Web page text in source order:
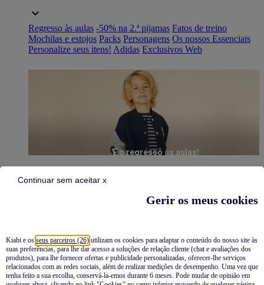
Gerir os meus cookies
Kiabi e os seus parceiros (26) utilizam os cookies para adaptar o conteúdo do nosso site às
suas preferências, para lhe dar acesso a soluções de relação cliente (chat e avaliações dos
produtos), para lhe fornecer ofertas e publicidade personalizadas, oferecer-lhe serviços
relacionados com as redes sociais, além de realizar medições de desempenho. Uma vez que
tenha feito a sua escolha, conservá-la-emos durante 6 meses. Pode mudar de opinião em
Continuar sem aceitar x
Regresso às aulas -50% na 2.ª pijamas Fatos de treino
Mochilas e estojos Packs Personagens Os nossos Essenciais
Personalize seus itens! Adidas Exclusivos Web
É o regresso às aulas!
Pijamas
Novidades